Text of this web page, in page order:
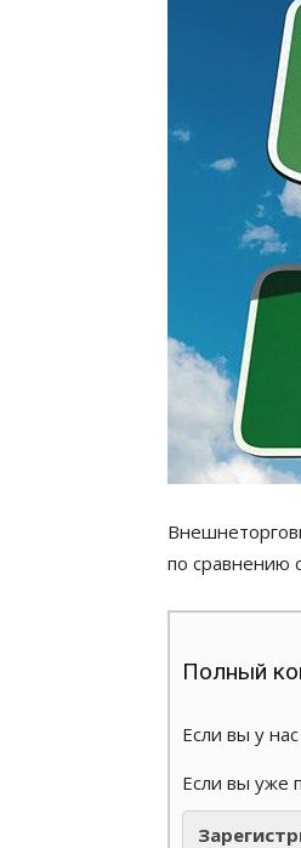
по сравнению
Полный
Если вы у
Если вы уже